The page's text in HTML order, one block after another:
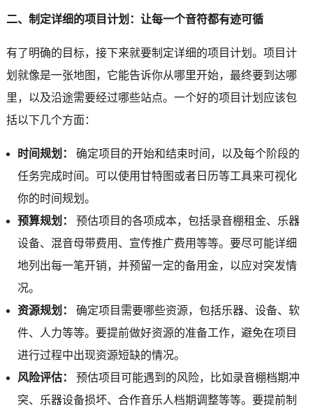
二、制定详细的项目计划：让每一个音符都有迹可循
有了明确的目标，接下来就要制定详细的项目计划。项目计
划就像是一张地图，它能告诉你从哪里开始，最终要到达哪
里，以及沿途需要经过哪些站点。一个好的项目计划应该包
括以下几个方面：
时间规划：
确定项目的开始和结束时间，以及每个阶段的
任务完成时间。可以使用甘特图或者日历等工具来可视化
你的时间规划。
预算规划：
预估项目的各项成本，包括录音棚租金、乐器
设备、混音母带费用、宣传推广费用等等。要尽可能详细
地列出每一笔开销，并预留一定的备用金，以应对突发情
况。
资源规划：
确定项目需要哪些资源，包括乐器、设备、软
件、人力等等。要提前做好资源的准备工作，避免在项目
进行过程中出现资源短缺的情况。
风险评估：
预估项目可能遇到的风险，比如录音棚档期冲
突、乐器设备损坏、合作音乐人档期调整等等。要提前制